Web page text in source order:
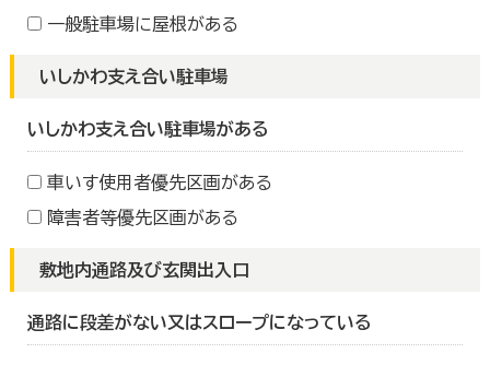
一般駐車場に屋根がある
いしかわ支え合い駐車場
いしかわ支え合い駐車場がある
車いす使用者優先区画がある
障害者等優先区画がある
敷地内通路及び玄関出入口
通路に段差がない又はスロープになっている